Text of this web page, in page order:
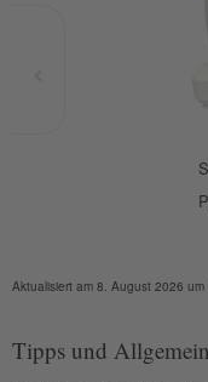
Aktualisiert am 8. August 2026
Tipps und